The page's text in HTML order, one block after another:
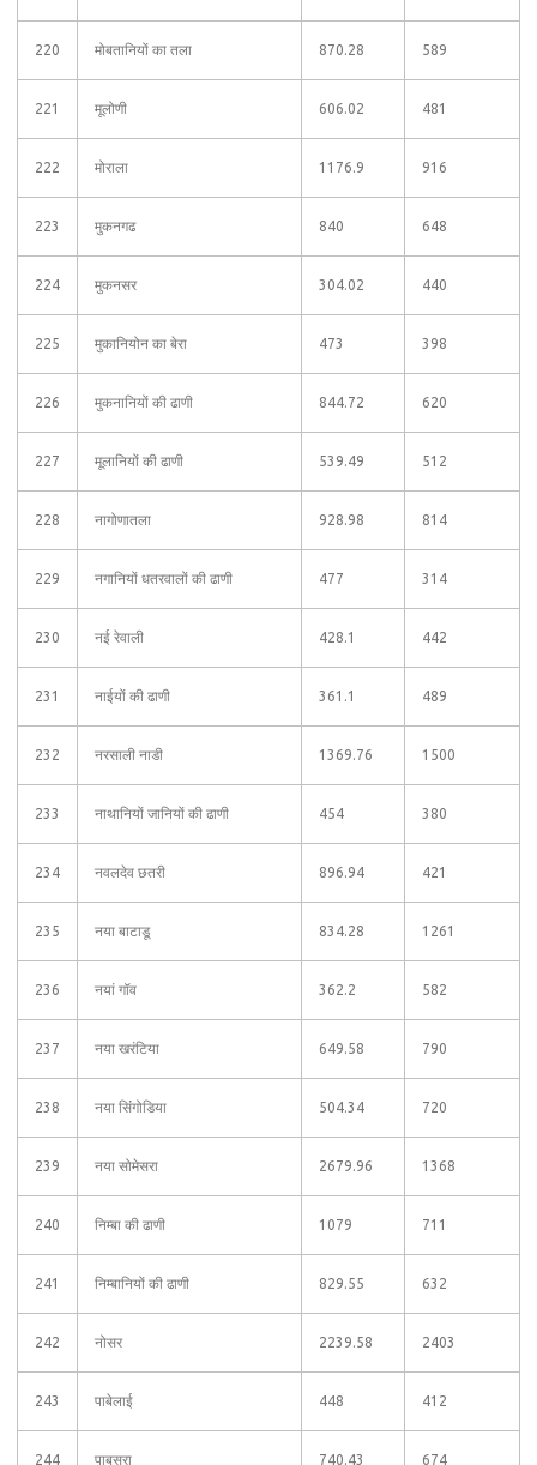
220 मोबतानियों का तला 870.28 589
221 मूलोणी 606.02 481
222 मोराला 1176.9 916
223 मुकनगढ 840 648
224 मुकनसर 304.02 440
225 मुकानियोन का बेरा 473 398
226 मुकनानियों की ढाणी 844.72 620
227 मूलानियों की ढाणी 539.49 512
228 नागोणातला 928.98 814
229 नगानियों धतरवालों की ढाणी 477 314
230 नई रेवाली 428.1 442
231 नाईयों की ढाणी 361.1 489
232 नरसाली नाडी 1369.76 1500
233 नाथानियों जानियों की ढाणी 454 380
234 नवलदेव छतरी 896.94 421
235 नया बाटाडू 834.28 1261
236 नयां गॉव 362.2 582
237 नया खरंटिया 649.58 790
238 नया सिंंगोडिया 504.34 720
239 नया सोमेसरा 2679.96 1368
240 निम्बा की ढाणी 1079 711
241 निम्बानियों की ढाणी 829.55 632
242 नोसर 2239.58 2403
243 पाबेलाई 448 412
244 पाबूसरा 740.43 674